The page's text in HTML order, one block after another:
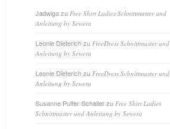
Jadwigazu Free Shirt Ladies Schnittmuster und
Anleitung by Sewera
Leonie Dieterichzu FreeDress Schnittmuster und
Anleitung by Sewera
Leonie Dieterichzu FreeDress Schnittmuster und
Anleitung by Sewera
Susanne Pulfer-Schallerzu Free Shirt Ladies
Schnittmuster und Anleitung by Sewera